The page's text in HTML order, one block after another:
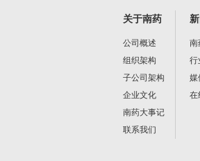
关于南药
公司概述
组织架构
子公司架构
企业文化
南药大事记
联系我们
南
行
媒
在